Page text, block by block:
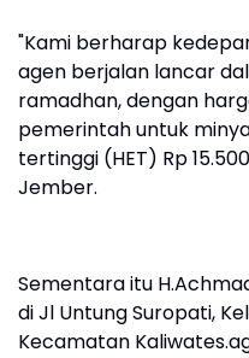
"Kami berharap
agen berjalan lancar
ramadhan, dengan
pemerintah untuk
tertinggi (HET) Rp
Jember.
Sementara itu
di Jl Untung Suropati,
Kecamatan